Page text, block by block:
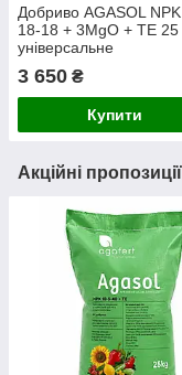
Добриво AGASOL
18-18 + 3MgO + TE 25
універсальне
водорозчинне
NPK-добриво з
мікроелементами
3 650 ₴
Купити
Акційні